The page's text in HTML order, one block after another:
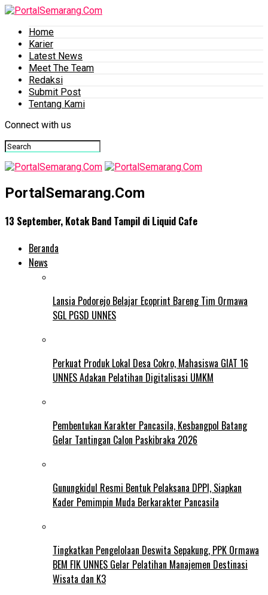
Home
Karier
Latest News
Meet The Team
Redaksi
Submit Post
Tentang Kami
Connect with us
PortalSemarang.Com
13 September, Kotak Band Tampil di Liquid Cafe
Beranda
News
Lansia Podorejo Belajar Ecoprint Bareng Tim Ormawa
SGL PGSD UNNES
Perkuat Produk Lokal Desa Cokro, Mahasiswa GIAT 16
UNNES Adakan Pelatihan Digitalisasi UMKM
Pembentukan Karakter Pancasila, Kesbangpol Batang
Gelar Tantingan Calon Paskibraka 2026
Gunungkidul Resmi Bentuk Pelaksana DPPI, Siapkan
Kader Pemimpin Muda Berkarakter Pancasila
Tingkatkan Pengelolaan Deswita Sepakung, PPK Ormawa
BEM FIK UNNES Gelar Pelatihan Manajemen Destinasi
Wisata dan K3